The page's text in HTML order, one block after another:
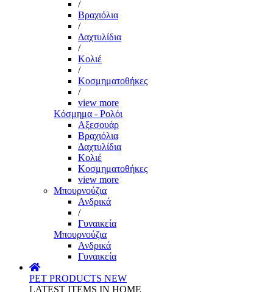
/
Βραχιόλια
/
Δαχτυλίδια
/
Κολιέ
/
Κοσμηματοθήκες
/
view more
Κόσμημα - Ρολόι
Αξεσουάρ
Βραχιόλια
Δαχτυλίδια
Κολιέ
Κοσμηματοθήκες
view more
Μπουρνούζια
Ανδρικά
/
Γυναικεία
Μπουρνούζια
Ανδρικά
Γυναικεία
PET PRODUCTS NEW
LATEST ITEMS IN HOME